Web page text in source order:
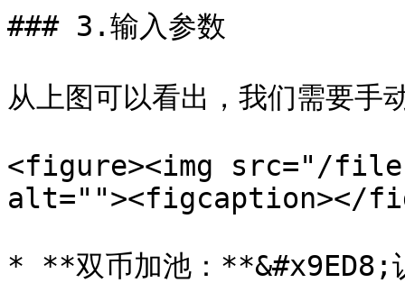
### 3.输入参数
从上图可以看出，我们需要手
<figure><img src="/files/
alt=""><figcaption></
* **双币加池：**&#x9ED8;